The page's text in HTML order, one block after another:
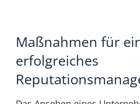
Maßnahmen für
erfolgreiches